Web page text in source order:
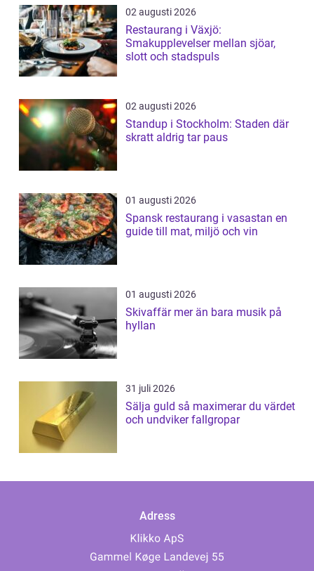
02 augusti 2026
Restaurang i Växjö:
Smakupplevelser mellan sjöar,
slott och stadspuls
02 augusti 2026
Standup i Stockholm: Staden där
skratt aldrig tar paus
01 augusti 2026
Spansk restaurang i vasastan en
guide till mat, miljö och vin
01 augusti 2026
Skivaffär mer än bara musik på
hyllan
31 juli 2026
Sälja guld så maximerar du värdet
och undviker fallgropar
Adress